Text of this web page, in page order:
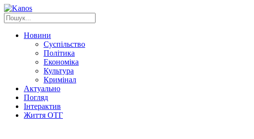
Новини
Суспільство
Політика
Економіка
Культура
Кримінал
Актуально
Погляд
Інтерактив
Життя ОТГ